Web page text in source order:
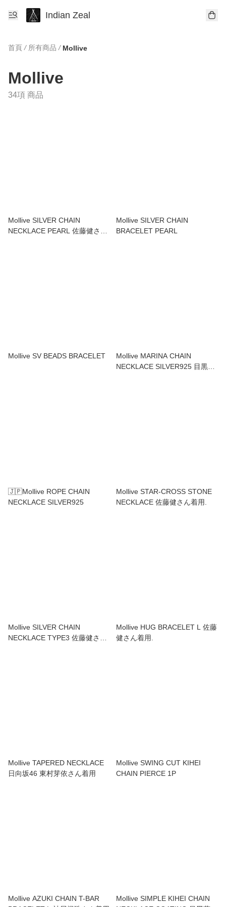
Indian Zeal
首頁 / 所有商品 / Mollive
Mollive
34項 商品
Mollive SILVER CHAIN
NECKLACE PEARL 佐藤健さん
Mollive SILVER CHAIN
BRACELET PEARL
Mollive SV BEADS BRACELET
Mollive MARINA CHAIN
NECKLACE SILVER925 目黒蓮
🇯🇵Mollive ROPE CHAIN
NECKLACE SILVER925
Mollive STAR-CROSS STONE
NECKLACE 佐藤健さん着用.
Mollive SILVER CHAIN
NECKLACE TYPE3 佐藤健さん
Mollive HUG BRACELET L 佐藤
健さん着用.
Mollive TAPERED NECKLACE
日向坂46 東村芽依さん着用
Mollive SWING CUT KIHEI
CHAIN PIERCE 1P
Mollive AZUKI CHAIN T-BAR
Mollive SIMPLE KIHEI CHAIN